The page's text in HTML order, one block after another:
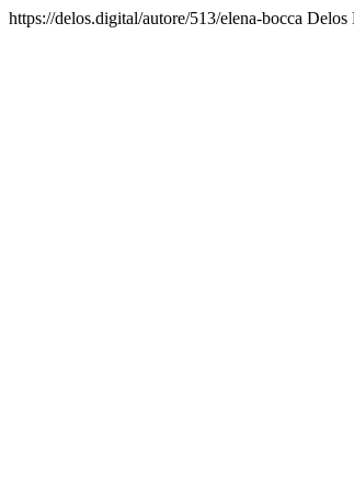
https://delos.digital/autore/513/elena-bocca Delos